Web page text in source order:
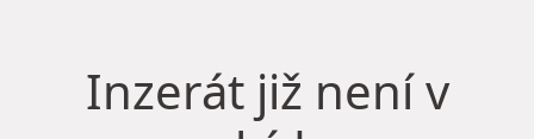
Inzerát již není v